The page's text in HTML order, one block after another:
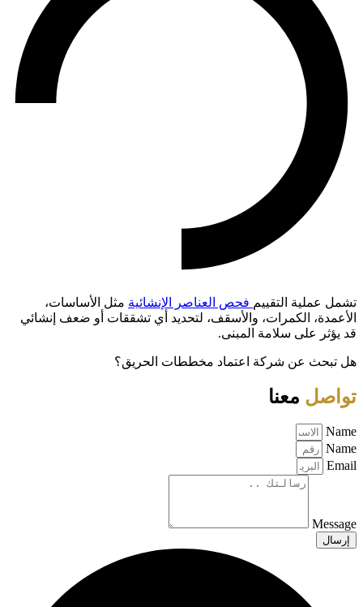
تشمل عملية التقييم فحص العناصر الإنشائية مثل الأساسات،
الأعمدة، الكمرات، والأسقف، لتحديد أي تشققات أو ضعف إنشائي
قد يؤثر على سلامة المبنى.
هل تبحث عن شركة اعتماد مخططات الحريق؟
تواصل معنا
Name
Name
Email
Message
إرسال